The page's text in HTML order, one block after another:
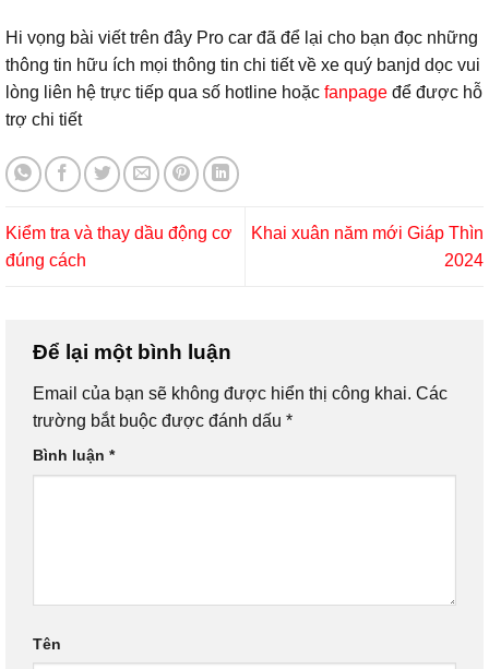
Hi vọng bài viết trên đây Pro car đã để lại cho bạn đọc những
thông tin hữu ích mọi thông tin chi tiết về xe quý banjd dọc vui
lòng liên hệ trực tiếp qua số hotline hoặc fanpage để được hỗ
trợ chi tiết
Kiểm tra và thay dầu động cơ
đúng cách
Khai xuân năm mới Giáp Thìn
2024
Để lại một bình luận
Email của bạn sẽ không được hiển thị công khai. Các
trường bắt buộc được đánh dấu *
Bình luận *
Tên